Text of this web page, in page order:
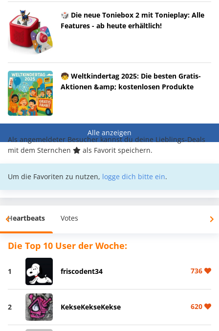
🎲 Die neue Toniebox 2 mit Tonieplay: Alle
Features - ab heute erhältlich!
🧒 Weltkindertag 2025: Die besten Gratis-
Aktionen &amp; kostenlosen Produkte
Alle anzeigen
Als angemeldeter Besucher kannst du deine Lieblings-Deals
mit dem Sternchen
als Favorit speichern.
Um die Favoriten zu nutzen, logge dich bitte ein.
Heartbeats Votes
Die Top 10 User der Woche:
1 friscodent34 736
2 KekseKekseKekse 620